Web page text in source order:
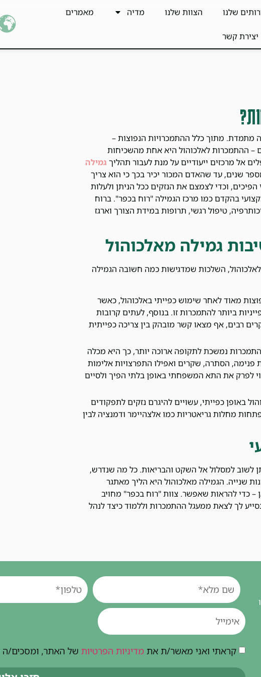
שלנו הצוות שלנו מדיה מאמרים
יצירת קשר
מתמדת. מתוך כלל ההתמכרויות הנפוצות –
– ההתמכרות לאלכוהול היא אחת מהשכיחות
גמילה
שנים, עד שהאדם המכור יכיר בכך כי הוא צריך
וכדי לצמצם את הנזקים ככל הניתן ולעלות
בהקדם כמו מרכז הגמילה "רוח בכפר". ברוח
טיפול רגשי, תרופות במידת הצורך וארגז
גמילה מאלכוהול
השלכות שמדגישות כמה חשובה הגמילה
מאוד לאחר שימוש כפייתי באלכוהול, כאשר
ביותר להתמכרות זו. בנוסף, לעתים קרובות
רבים, אף מצאו קשר מובהק בין צריכה כפייתית
נמשכת לתקופה ארוכה יותר, כך היא מכלה
הסתרה, שקרים ואפילו התפרצויות אלימות
לפרק את התא המשפחתי באופן בלתי הפיך ולסיים
באופן כפייתי, עשויים להיגרם נזקים לתפקודים
מחלות גריאטריות כמו אלצהיימר ודמנציה לבין
לשוב למסלול אל השקט והבריאות. כל מה שנדרש,
שנייה. הגמילה מאלכוהול היא הליך מאתגר
– כדי להראות שאפשר. צוות "רוח בכפר" מחויב
לך לצאת ממעגל ההתמכרות וללמוד כיצד לנהל
קראתי ואני מאשר/ת את מדיניות הפרטיות של האתר, ומסכים/ה